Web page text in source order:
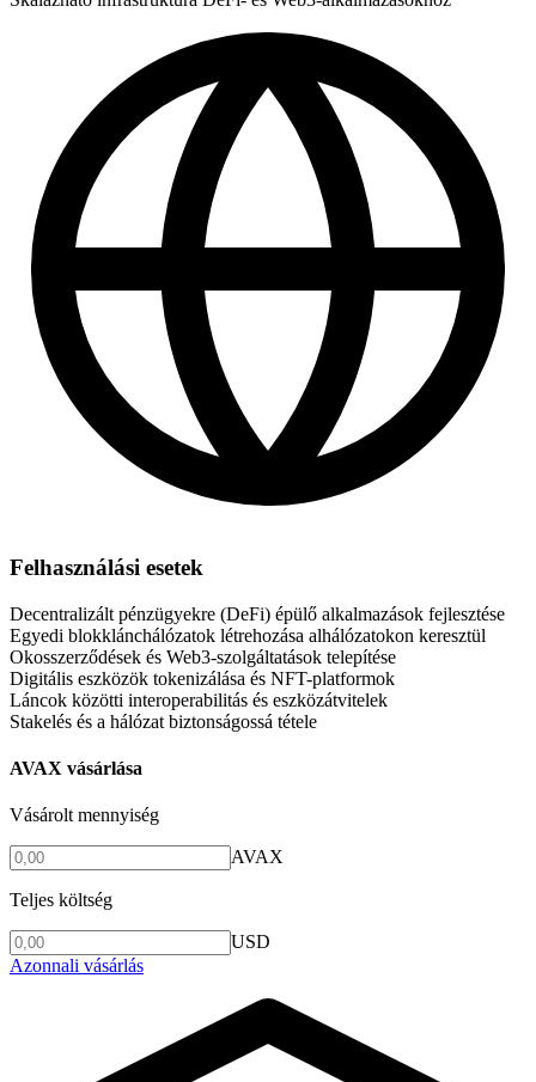
Felhasználási esetek
Decentralizált pénzügyekre (DeFi) épülő alkalmazások fejlesztése
Egyedi blokklánchálózatok létrehozása alhálózatokon keresztül
Okosszerződések és Web3-szolgáltatások telepítése
Digitális eszközök tokenizálása és NFT-platformok
Láncok közötti interoperabilitás és eszközátvitelek
Stakelés és a hálózat biztonságossá tétele
AVAX vásárlása
Vásárolt mennyiség
AVAX
Teljes költség
USD
Azonnali vásárlás